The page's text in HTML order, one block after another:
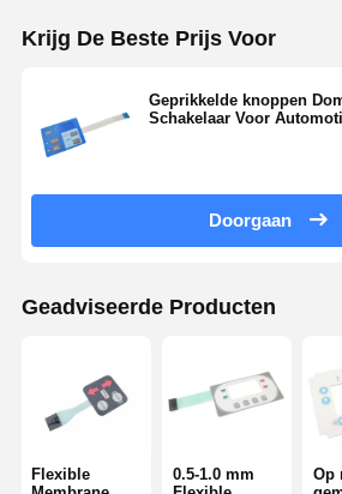
Krijg De Beste Prijs Voor
Geprikkelde knoppen
Schakelaar Voor
Doorgaan
Geadviseerde Producten
Flexible
0.5-1.0 mm
Op